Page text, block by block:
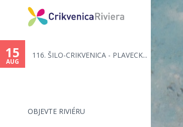
OBJEVTE RIVIÉRU
15
AUG
116. ŠILO-CRIKVENICA - PLAVECK...
are
here